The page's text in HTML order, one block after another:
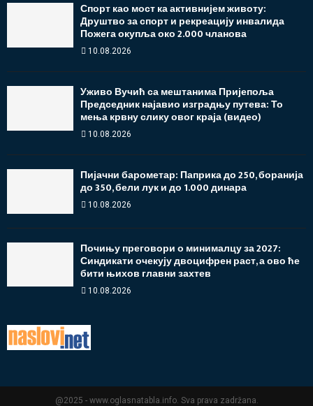
Спорт као мост ка активнијем животу:
Друштво за спорт и рекреацију инвалида
Пожега окупља око 2.000 чланова
10.08.2026
Уживо Вучић са мештанима Пријепоља
Председник најавио изградњу путева: То
мења крвну слику овог краја (видео)
10.08.2026
Пијачни барометар: Паприка до 250, боранија
до 350, бели лук и до 1.000 динара
10.08.2026
Почињу преговори о минималцу за 2027:
Синдикати очекују двоцифрен раст, а ово ће
бити њихов главни захтев
10.08.2026
@2025 - www.oglasnatabla.info. Sva prava zadržana.